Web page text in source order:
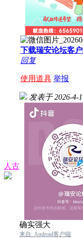
下载瑞安论坛客
回复
使用道具 举报
人古
发表于 2026-4-
确实强大
来自: Android客户端